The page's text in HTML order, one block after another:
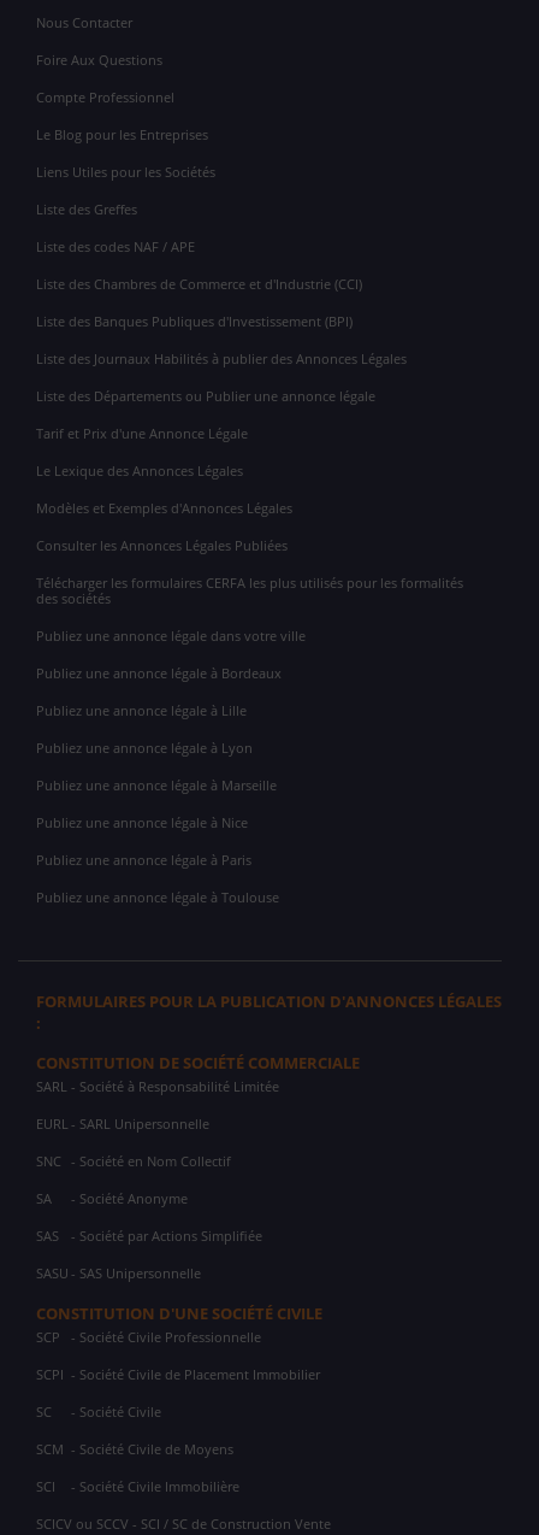
Nous Contacter
Foire Aux Questions
Compte Professionnel
Le Blog pour les Entreprises
Liens Utiles pour les Sociétés
Liste des Greffes
Liste des codes NAF / APE
Liste des Chambres de Commerce et d'Industrie (CCI)
Liste des Banques Publiques d'Investissement (BPI)
Liste des Journaux Habilités à publier des Annonces Légales
Liste des Départements ou Publier une annonce légale
Tarif et Prix d'une Annonce Légale
Le Lexique des Annonces Légales
Modèles et Exemples d'Annonces Légales
Consulter les Annonces Légales Publiées
Télécharger les formulaires CERFA les plus utilisés pour les formalités
des sociétés
Publiez une annonce légale dans votre ville
Publiez une annonce légale à Bordeaux
Publiez une annonce légale à Lille
Publiez une annonce légale à Lyon
Publiez une annonce légale à Marseille
Publiez une annonce légale à Nice
Publiez une annonce légale à Paris
Publiez une annonce légale à Toulouse
FORMULAIRES POUR LA PUBLICATION D'ANNONCES LÉGALES
:
CONSTITUTION DE SOCIÉTÉ COMMERCIALE
SARL - Société à Responsabilité Limitée
EURL - SARL Unipersonnelle
SNC - Société en Nom Collectif
SA - Société Anonyme
SAS - Société par Actions Simplifiée
SASU - SAS Unipersonnelle
CONSTITUTION D'UNE SOCIÉTÉ CIVILE
SCP - Société Civile Professionnelle
SCPI - Société Civile de Placement Immobilier
SC - Société Civile
SCM - Société Civile de Moyens
SCI - Société Civile Immobilière
SCICV ou SCCV - SCI / SC de Construction Vente